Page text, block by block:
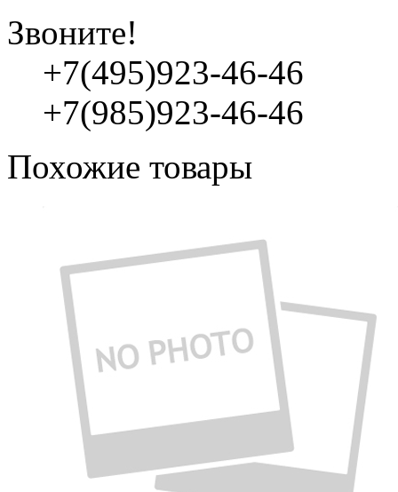
Звоните!
+7(495)923-46-46
+7(985)923-46-46
Похожие товары